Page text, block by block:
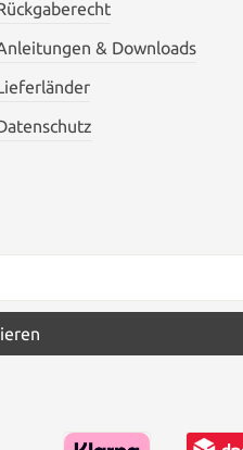
& Downloads